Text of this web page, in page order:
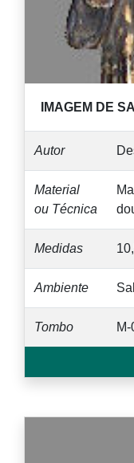
IMAGEM DE
Autor
Material
ou Técnica
Medidas
Ambiente
Tombo